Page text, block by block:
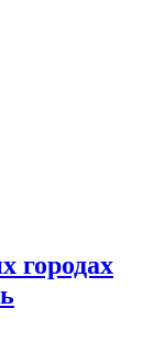
городах